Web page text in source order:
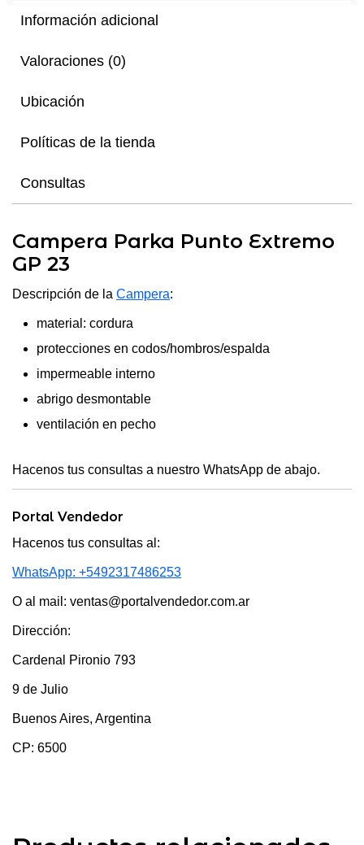
Información adicional
Valoraciones (0)
Ubicación
Políticas de la tienda
Consultas
Campera Parka Punto Extremo
GP 23
Descripción de la Campera:
material: cordura
protecciones en codos/hombros/espalda
impermeable interno
abrigo desmontable
ventilación en pecho
Hacenos tus consultas a nuestro WhatsApp de abajo.
Portal Vendedor
Hacenos tus consultas al:
WhatsApp: +5492317486253
O al mail: ventas@portalvendedor.com.ar
Dirección:
Cardenal Pironio 793
9 de Julio
Buenos Aires, Argentina
CP: 6500